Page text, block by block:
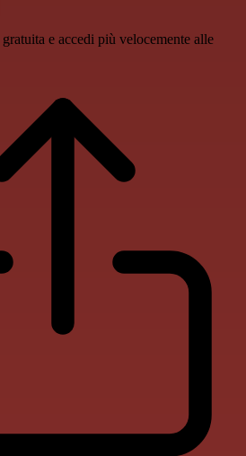
e accedi più velocemente alle